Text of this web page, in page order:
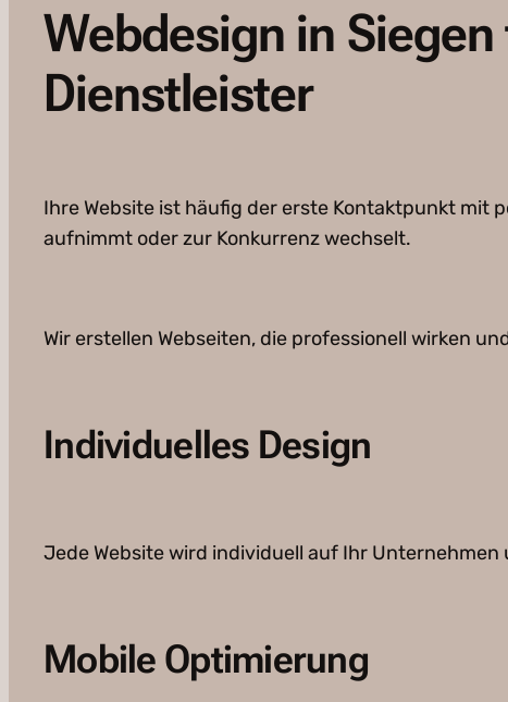
Webdesign in
Dienstleister
Ihre Website ist häufig der erste Kontaktpunkt mit
aufnimmt oder zur Konkurrenz wechselt.
Wir erstellen Webseiten, die professionell wirken
Individuelles Design
Jede Website wird individuell auf Ihr
Mobile Optimierung